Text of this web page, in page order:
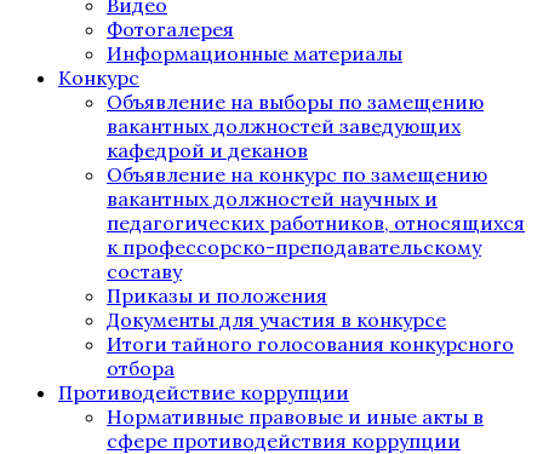
Видео
Фотогалерея
Информационные материалы
Конкурс
Объявление на выборы по замещению
вакантных должностей заведующих
кафедрой и деканов
Объявление на конкурс по замещению
вакантных должностей научных и
педагогических работников, относящихся
к профессорско-преподавательскому
составу
Приказы и положения
Документы для участия в конкурсе
Итоги тайного голосования конкурсного
отбора
Противодействие коррупции
Нормативные правовые и иные акты в
сфере противодействия коррупции